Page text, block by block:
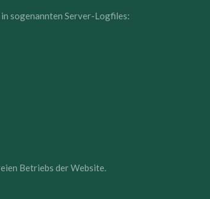
sogenannten Server-Logfiles:
Betriebs der Website.